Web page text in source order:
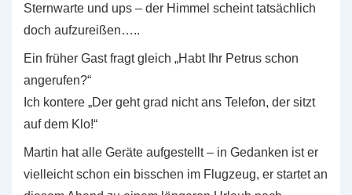
Sternwarte und ups – der Himmel scheint tatsächlich
doch aufzureißen…..
Ein früher Gast fragt gleich „Habt Ihr Petrus schon
angerufen?“
Ich kontere „Der geht grad nicht ans Telefon, der sitzt
auf dem Klo!“
Martin hat alle Geräte aufgestellt – in Gedanken ist er
vielleicht schon ein bisschen im Flugzeug, er startet an